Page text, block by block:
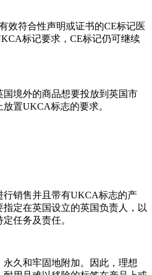
效符合性声明或证书的CE标记医
标记要求，CE标记仍可继续
国境外的商品想要投放到英国市
置UKCA标志的要求。
行销售并且带有UKCA标志的产
定在英国设立的英国负责人，以
任务及责任。
久和牢固地附加。因此，理想